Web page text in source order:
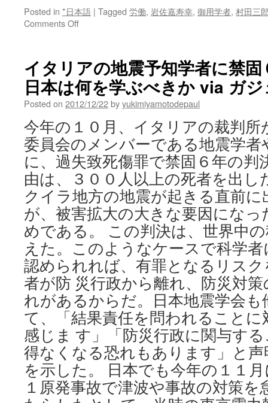
Posted in *日本語 | Tagged 労働, 岩佐嘉寿幸, 御用学者, 村田三
Comments Offon
痕
続・
医
師
診
た
記
録
／
２
５
「御
用
学
者」
に
が
く
然
＝
広
岩
近
広
via
毎
日
イタリアの地震予知学者に禁
日本は何を学ぶべきか via ガ
Posted on 2012/12/22byyukimiyamotodepaul
今年の１０月、イタリアの裁判所
委員会のメンバーである地震学者
に、過失致死傷罪で禁固６年の判
由は、３００人以上の死者を出
クイラ地方の地震が起きる直前
が、被害拡大の大きな要因にな
めである。 この判決は、世界中
えた。このようなケースで科学
認められれば、有罪となるリス
者が防 災行政から離れ、防災対
れがあるからだ。日本地震学会
て、「結果責任を問われること
感じま す」「防災行政に関与す
得なくなる恐れもあります」と
を示した。 日本でも今年の１１
１原発事故で津波や事故の対策